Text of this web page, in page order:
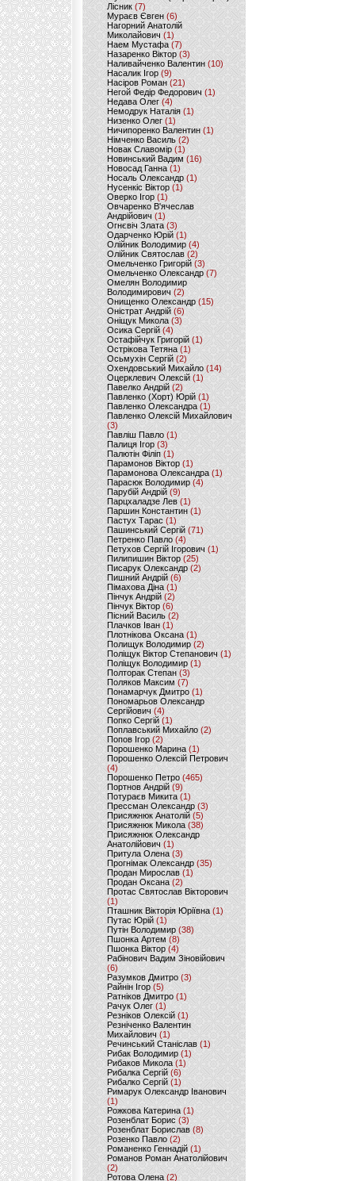
Лісник (7)
Мураєв Євген(6)
Нагорний Анатолій
Миколайович (1)
Наем Мустафа (7)
Назаренко Віктор (3)
Наливайченко Валентин (10)
Насалик Ігор(9)
Насіров Роман (21)
Негой Федір Федорович(1)
Недава Олег(4)
Немодрук Наталія(1)
Низенко Олег (1)
Ничипоренко Валентин (1)
Німченко Василь (2)
Новак Славомір (1)
Новинський Вадим (16)
Новосад Ганна (1)
Носаль Олександр (1)
Нусенкіс Віктор (1)
Оверко Ігор (1)
Овчаренко В'ячеслав
Андрійович(1)
Огнєвіч Злата (3)
Одарченко Юрій(1)
Олійник Володимир (4)
Олійник Святослав (2)
Омельченко Григорій (3)
Омельченко Олександр(7)
Омелян Володимир
Володимирович (2)
Онищенко Олександр (15)
Оністрат Андрій (6)
Оніщук Микола (3)
Осика Сергій(4)
Остафійчук Григорій(1)
Острікова Тетяна (1)
Осьмухін Сергій (2)
Охендовський Михайло (14)
Оцерклевич Олексій (1)
Павелко Андрій (2)
Павленко (Хорт) Юрій (1)
Павленко Олександра (1)
Павленко Олексій Михайлович
(3)
Павліш Павло(1)
Палиця Ігор (3)
Палютін Філіп(1)
Парамонов Віктор (1)
Парамонова Олександра(1)
Парасюк Володимир(4)
Парубій Андрій (9)
Парцхаладзе Лев (1)
Паршин Константин(1)
Пастух Тарас (1)
Пашинський Сергій (71)
Петренко Павло (4)
Петухов Сергій Ігорович (1)
Пилипишин Віктор(25)
Писарук Олександр(2)
Пишний Андрій (6)
Пімахова Діна(1)
Пінчук Андрій(2)
Пінчук Віктор (6)
Пісний Василь (2)
Плачков Іван(1)
Плотнікова Оксана (1)
Полищук Володимир(2)
Поліщук Віктор Степанович(1)
Поліщук Володимир (1)
Полторак Степан(3)
Поляков Максим (7)
Понамарчук Дмитро (1)
Пономарьов Олександр
Сергійович(4)
Попко Сергій (1)
Поплавський Михайло (2)
Попов Ігор(2)
Порошенко Марина (1)
Порошенко Олексій Петрович
(4)
Порошенко Петро (465)
Портнов Андрій (9)
Потураєв Микита(1)
Прессман Олександр(3)
Присяжнюк Анатолій (5)
Присяжнюк Микола (38)
Присяжнюк Олександр
Анатолійович (1)
Притула Олена (3)
Прогнімак Олександр(35)
Продан Мирослав(1)
Продан Оксана (2)
Протас Святослав Вікторович
(1)
Пташник Вікторія Юріївна (1)
Путас Юрій (1)
Путін Володимир(38)
Пшонка Артем (8)
Пшонка Віктор(4)
Рабінович Вадим Зіновійович
(6)
Разумков Дмитро (3)
Райнін Ігор(5)
Ратніков Дмитро (1)
Рачук Олег (1)
Резніков Олексій(1)
Резніченко Валентин
Михайлович (1)
Речинський Станіслав (1)
Рибак Володимир(1)
Рибаков Микола(1)
Рибалка Сергій (6)
Рибалко Сергій (1)
Римарук Олександр Іванович
(1)
Рожкова Катерина(1)
Розенблат Борис (3)
Розенблат Борислав (8)
Розенко Павло (2)
Романенко Геннадій (1)
Романов Роман Анатолійович
(2)
Ротова Олена(2)